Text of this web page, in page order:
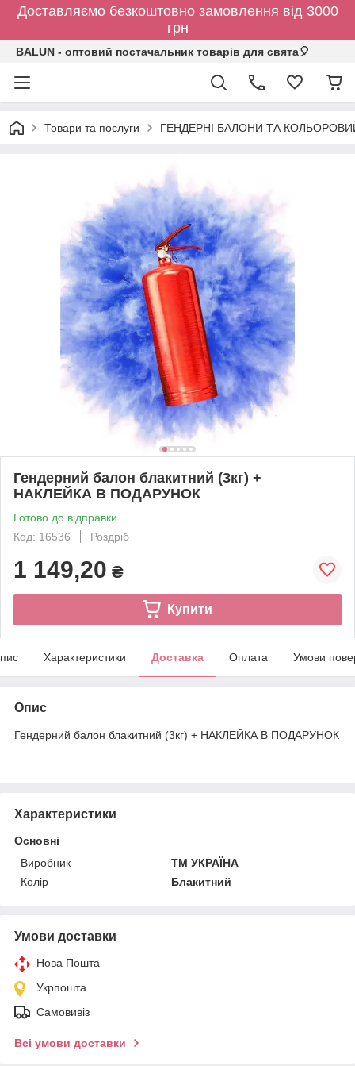
Доставляємо безкоштовно замовлення від 3000
грн
BALUN - оптовий постачальник товарів для свята🎈
Товари та послуги ГЕНДЕРНІ БАЛОНИ ТА
Гендерний балон блакитний (3кг) +
НАКЛЕЙКА В ПОДАРУНОК
Готово до відправки
Код: 16536
Роздріб
1 149,20 ₴
Купити
Характеристики Доставка Оплата Умови
Опис
Гендерний балон блакитний (3кг) + НАКЛЕЙКА В ПОДАРУНОК
Характеристики
Основні
Виробник
ТМ УКРАЇНА
Колір
Блакитний
Умови доставки
Нова Пошта
Укрпошта
Самовивіз
Всі умови доставки